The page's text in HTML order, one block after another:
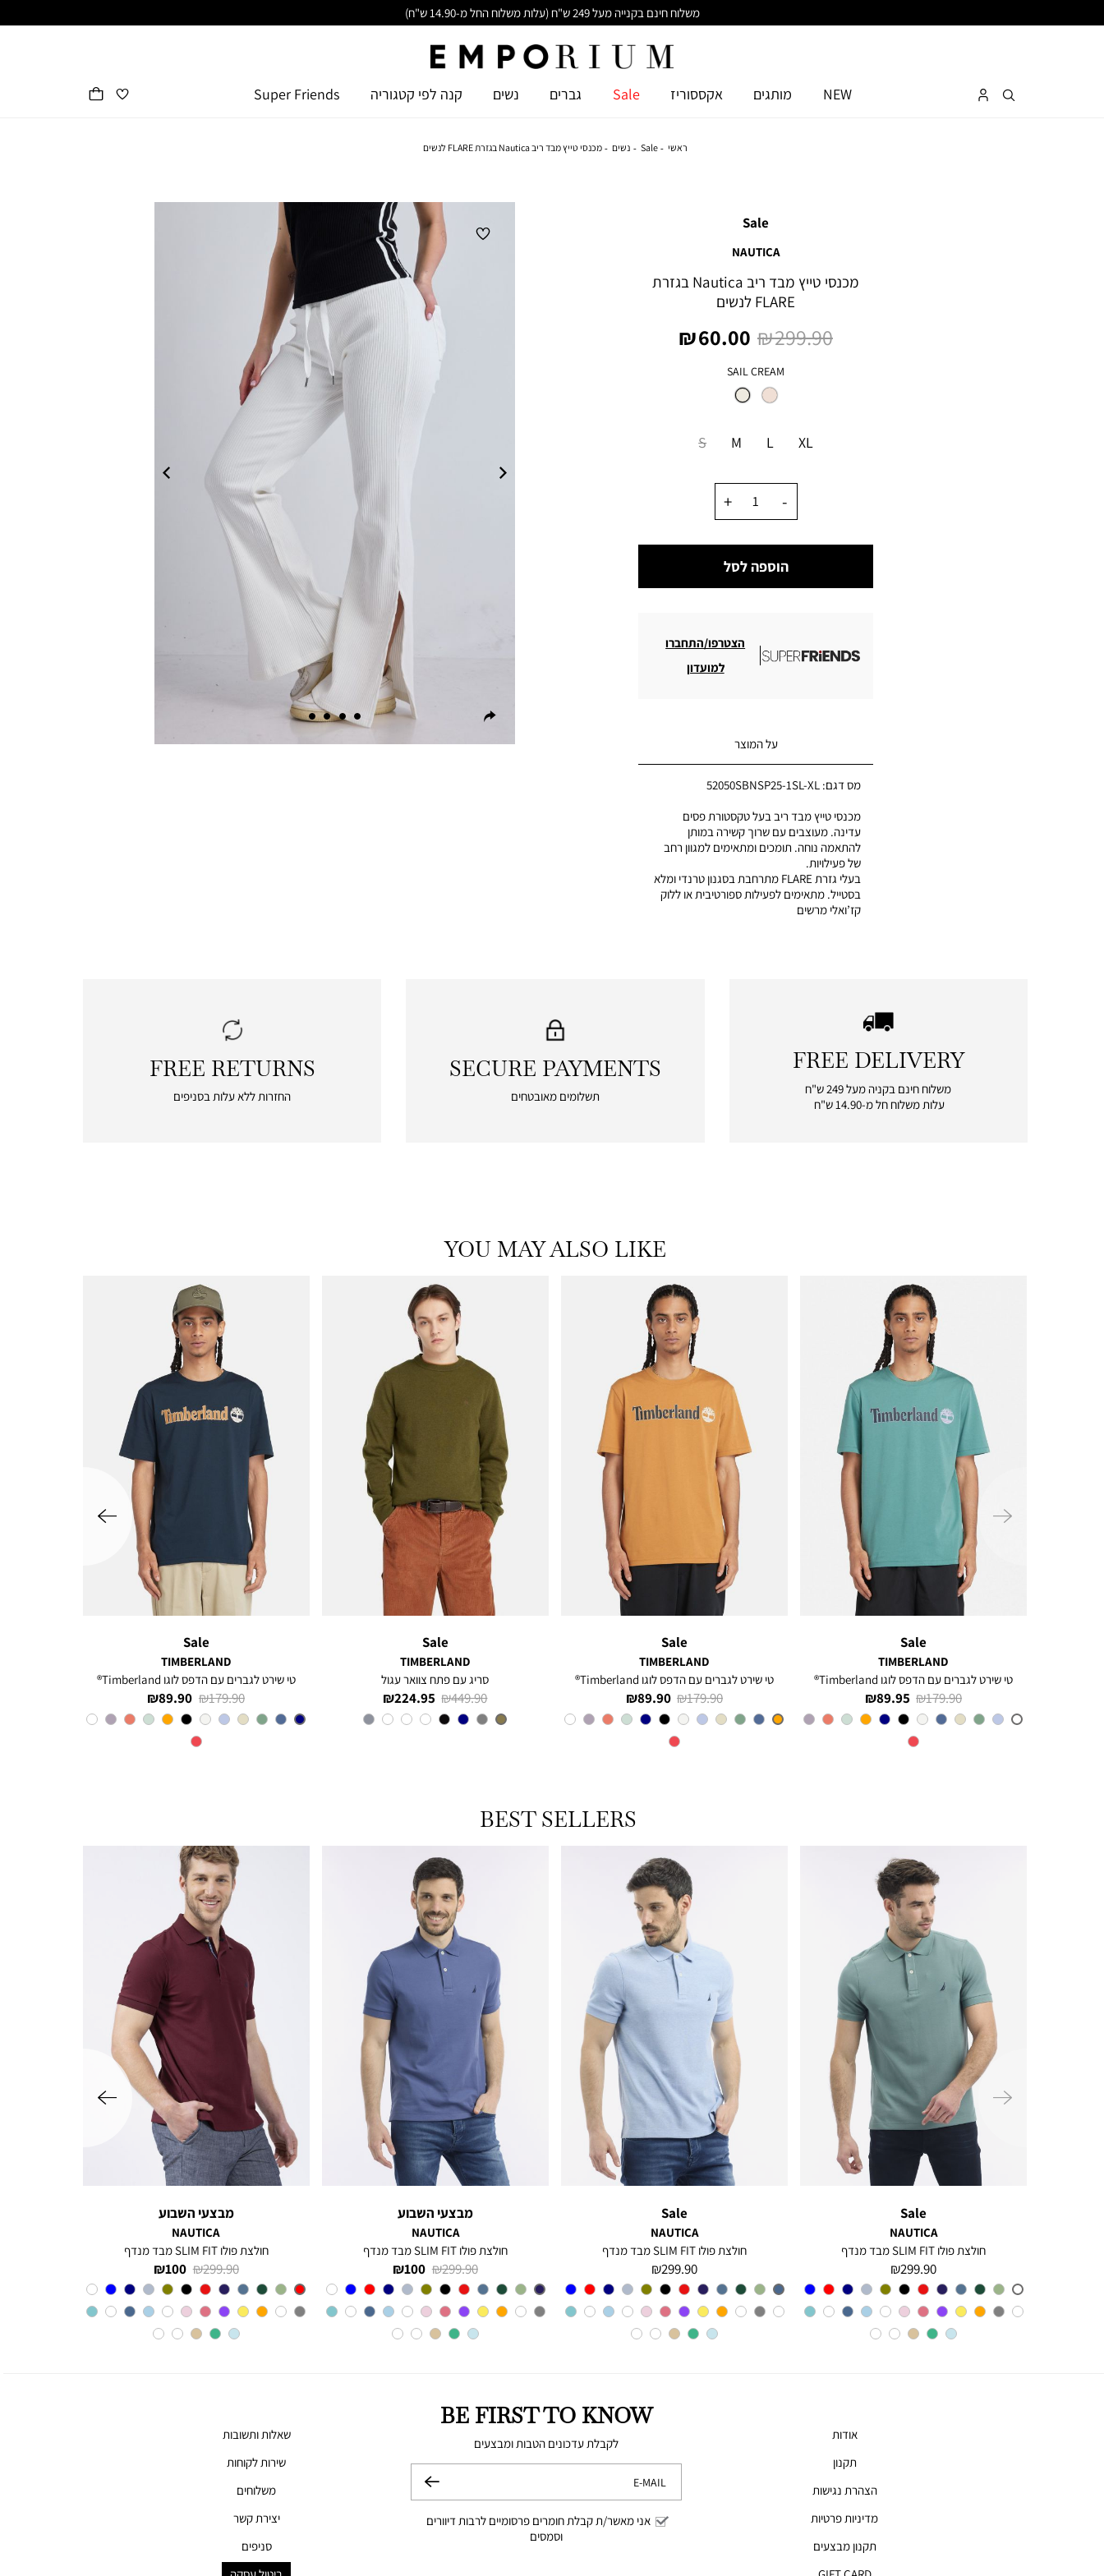
משלוח חינם בקנייה מעל 249 ש"ח (עלות משלוח החל מ-14.90 ש"ח)
NEW מותגים אקססוריז Sale גברים נשים קנה לפי קטגוריה Super Friends
ראשי Sale נשים מכנסי טייץ מבד ריב Nautica בגזרת FLARE לנשים
Sale
NAUTICA
מכנסי טייץ מבד ריב Nautica בגזרת
FLARE לנשים
מחיר
מוצר
60.00 ₪
מחיר
299.90 ₪
צבע
SAIL CREAM
S M L XL
הוספה לסל
הצטרפו/התחברו
למועדון
על המוצר
מס דגם: 52050SBNSP25-1SL-XL
מכנסי טייץ מבד ריב בעל טקסטורת פסים
עדינה. מעוצבים עם שרוך קשירה במותן
להתאמה נוחה. תומכים ומתאימים למגוון רחב
של פעילויות.
בעלי גזרת FLARE מתרחבת בסגנון טרנדי ומלא
בסטייל. מתאימים לפעילות ספורטיבית או ללוק
קז’ואלי מרשים
|
free
delivery
|
FREE DELIVERY
משלוח חינם בקניה מעל 249 ש"ח
עלות משלוח חל מ-14.90 ש"ח
|
payments
SECURE PAYMENTS
תשלומים מאובטחים
|
returns
FREE RETURNS
החזרות ללא עלות בסניפים
YOU MAY ALSO LIKE
ימינה
Sale
TIMBERLAND
טי שירט לגברים עם הדפס לוגו Timberland®
מחיר
מוצר
89.95 ₪
מחיר
רגיל
179.90 ₪
צבע
CL6
Sale
TIMBERLAND
טי שירט לגברים עם הדפס לוגו Timberland®
מחיר
מוצר
89.90 ₪
מחיר
רגיל
179.90 ₪
צבע
Orange
Sale
TIMBERLAND
סריג עם פתח צוואר עגול
מחיר
מוצר
224.95 ₪
מחיר
רגיל
449.90 ₪
צבע
OLIVE
Sale
TIMBERLAND
טי שירט לגברים עם הדפס לוגו Timberland®
מחיר
מוצר
89.90 ₪
מחיר
רגיל
179.90 ₪
צבע
Navy
שמאלה
BEST SELLERS
ימינה
Sale
NAUTICA
חולצת פולו SLIM FIT מבד מנדף
מחיר
מוצר
299.90 ₪
צבע
A6M
Sale
NAUTICA
חולצת פולו SLIM FIT מבד מנדף
מחיר
מוצר
299.90 ₪
צבע
CHARTER
BLUE
מבצעי השבוע
NAUTICA
חולצת פולו SLIM FIT מבד מנדף
מחיר
מוצר
100 ₪
מחיר
רגיל
299.90 ₪
צבע
BLUE
INDIGO
מבצעי השבוע
NAUTICA
חולצת פולו SLIM FIT מבד מנדף
מחיר
מוצר
100 ₪
מחיר
רגיל
299.90 ₪
צבע
Red
שמאלה
BE FIRST TO KNOW
לקבלת עדכונים הטבות ומבצעים
E-MAIL
אני מאשר/ת קבלת חומרים פרסומיים לרבות דיוורים
וסמסים
שלח
אודות
תקנון
הצהרת נגישות
מדיניות פרטיות
תקנון מבצעים
שאלות ותשובות
שירות לקוחות
משלוחים
יצירת קשר
סניפים